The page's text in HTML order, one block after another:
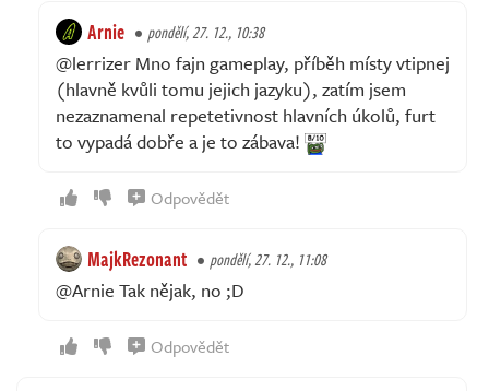
Arnie pondělí, 27. 12., 10:38
@lerrizer Mno fajn gameplay, příběh místy vtipnej
(hlavně kvůli tomu jejich jazyku), zatím jsem
nezaznamenal repetetivnost hlavních úkolů, furt
to vypadá dobře a je to zábava!
Odpovědět
MajkRezonant pondělí, 27. 12., 11:08
@Arnie Tak nějak, no ;D
Odpovědět